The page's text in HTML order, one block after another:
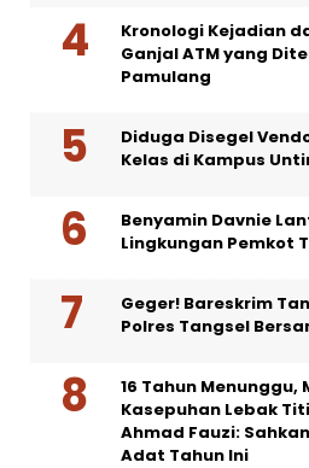
Kronologi Kejadian
Ganjal ATM yang
Pamulang
Diduga Disegel
Kelas di Kampus
Benyamin Davnie
Lingkungan Pemkot
Geger! Bareskrim
Polres Tangsel
16 Tahun
Kasepuhan Lebak
Ahmad Fauzi:
Adat Tahun Ini